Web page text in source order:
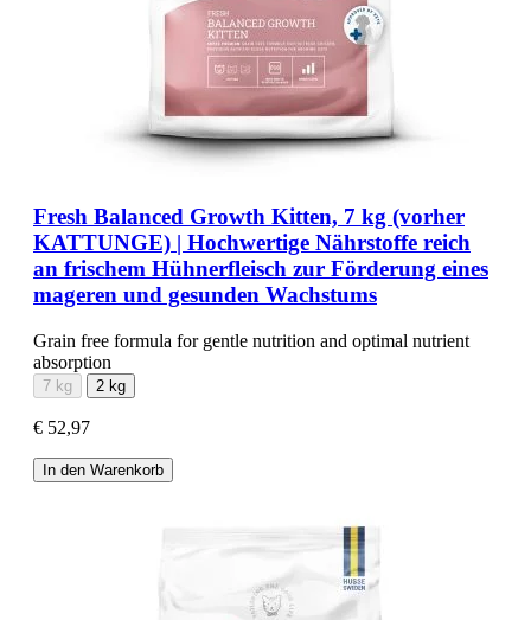
Fresh Balanced Growth Kitten, 7 kg (vorher
KATTUNGE) | Hochwertige Nährstoffe reich
an frischem Hühnerfleisch zur Förderung eines
mageren und gesunden Wachstums
Grain free formula for gentle nutrition and optimal nutrient
absorption
7 kg 2 kg
€ 52,97
In den Warenkorb